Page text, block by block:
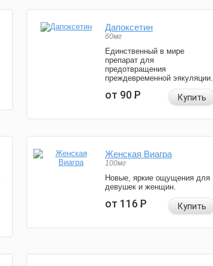
Дапоксетин
60мг
Единственный в мире
препарат для
предотвращения
преждевременной эякуляции.
от 90Р Купить
Женская Виагра
100мг
Новые, яркие ощущения для
девушек и женщин.
от 116Р Купить